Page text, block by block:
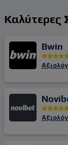
Καλύτερες
Bwin